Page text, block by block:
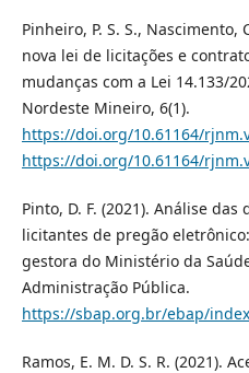
Pinheiro, P. S. S., Nascimento,
nova lei de licitações e
mudanças com a Lei 14.133/
Nordeste Mineiro, 6(1).
https://doi.org/10.61164/
https://doi.org/10.61164/
Pinto, D. F. (2021). Análise
licitantes de pregão
gestora do Ministério da
Administração Pública.
https://sbap.org.br/ebap/
Ramos, E. M. D. S. R. (2021).